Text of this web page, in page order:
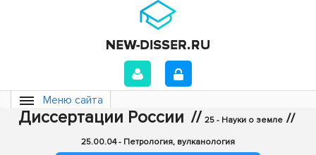
Меню сайта
Диссертации России // 25 - Науки о земле //
25.00.04 - Петрология, вулканология